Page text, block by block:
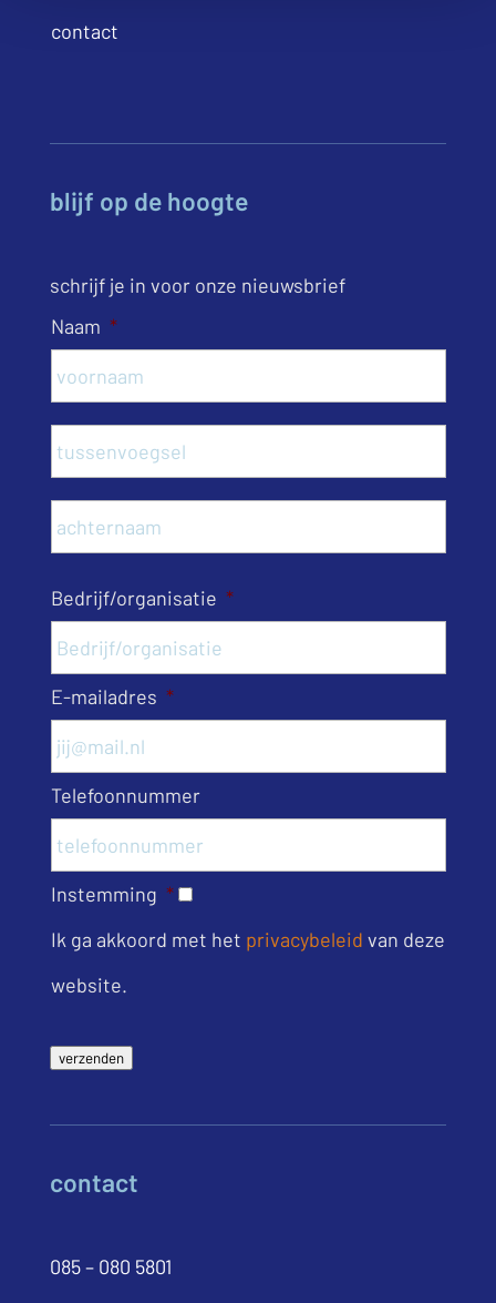
contact
blijf op de hoogte
schrijf je in voor onze nieuwsbrief
Naam *
Bedrijf/organisatie *
E-mailadres *
Telefoonnummer
Instemming *
Ik ga akkoord met het privacybeleid van deze
website.
verzenden
contact
085 – 080 5801